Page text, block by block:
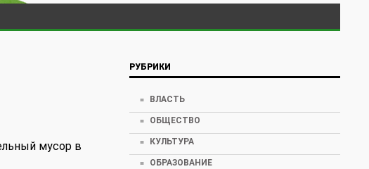
мусор в
РУБРИКИ
ВЛАСТЬ
ОБЩЕСТВО
КУЛЬТУРА
ОБРАЗОВАНИЕ